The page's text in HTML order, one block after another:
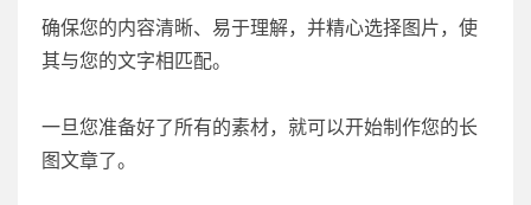
确保您的内容清晰、易于理解，并精心选择图片，使
其与您的文字相匹配。
一旦您准备好了所有的素材，就可以开始制作您的长
图文章了。